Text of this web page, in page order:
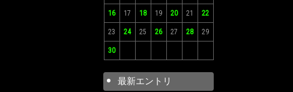
16 17 18 19 20 21 22
23 24 25 26 27 28 29
30
最新エントリ